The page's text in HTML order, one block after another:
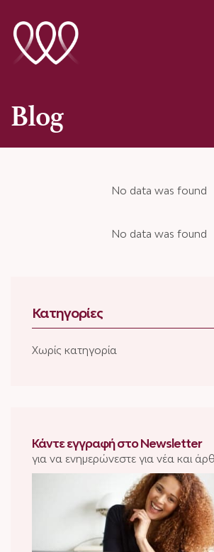
στο
περιεχόμενο
Blog
No data was found
No data was found
Κατηγορίες
Χωρίς κατηγορία
Κάντε εγγραφή στο Newsletter
για να ενημερώνεστε για νέα και